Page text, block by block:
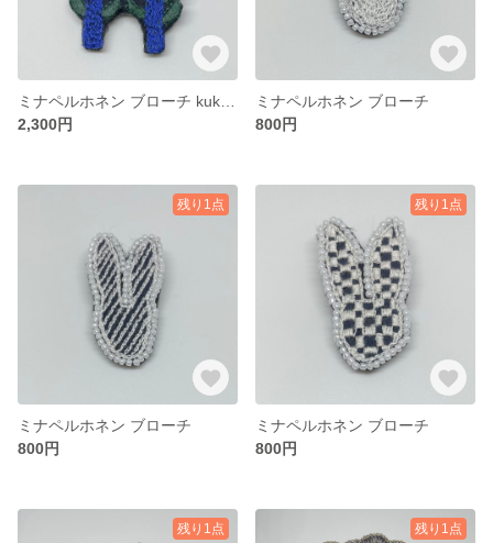
2,300円
ミナペルホネン ブローチ
800円
残り1点
ミナペルホネン ブローチ
800円
残り1点
ミナペルホネン ブローチ
800円
残り1点 残り1点